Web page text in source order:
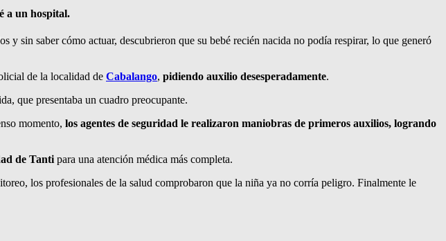
a un hospital.
y sin saber cómo actuar, descubrieron que su bebé recién nacida no podía respirar, lo que generó
de la localidad de Cabalango, pidiendo auxilio desesperadamente.
que presentaba un cuadro preocupante.
momento, los agentes de seguridad le realizaron maniobras de primeros auxilios, logrando
de Tanti para una atención médica más completa.
los profesionales de la salud comprobaron que la niña ya no corría peligro. Finalmente le